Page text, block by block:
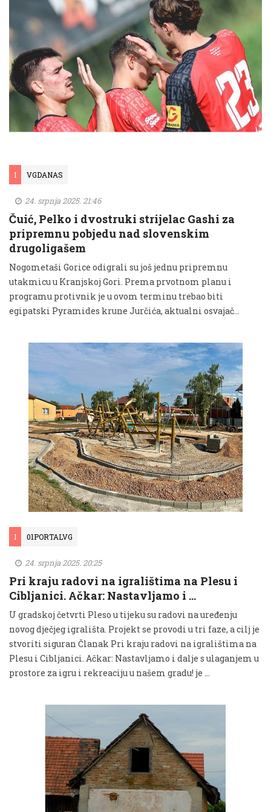
I VGDANAS
24. srpnja 2025. 21:46
Čuić, Pelko i dvostruki strijelac Gashi za
pripremnu pobjedu nad slovenskim
drugoligašem
Nogometaši Gorice odigrali su još jednu pripremnu
utakmicu u Kranjskoj Gori. Prema prvotnom planu i
programu protivnik je u ovom terminu trebao biti
egipatski Pyramides krune Jurčića, aktualni osvajač...
I 01PORTALVG
24. srpnja 2025. 20:25
Pri kraju radovi na igralištima na Plesu i
Cibljanici. Ačkar: Nastavljamo i …
U gradskoj četvrti Pleso u tijeku su radovi na uređenju
novog dječjeg igrališta. Projekt se provodi u tri faze, a cilj je
stvoriti siguran Članak Pri kraju radovi na igralištima na
Plesu i Cibljanici. Ačkar: Nastavljamo i dalje s ulaganjem u
prostore za igru i rekreaciju u našem gradu! je …